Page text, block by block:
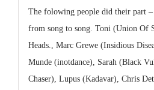
The folowing people did their part –
from song to song. Toni (Union Of
Heads., Marc Grewe (Insidious
Munde (inotdance), Sarah (Black
Chaser), Lupus (Kadavar), Chris